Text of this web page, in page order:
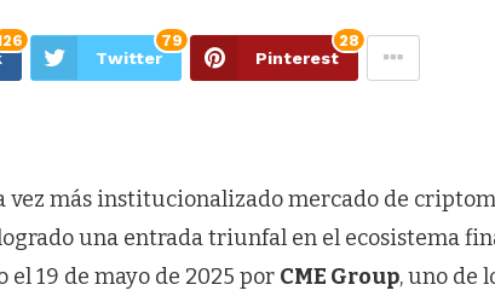
Twitter
79
Pinterest
28
vez más institucionalizado mercado de
una entrada triunfal en el ecosistema
el 19 de mayo de 2025 por CME Group, uno de